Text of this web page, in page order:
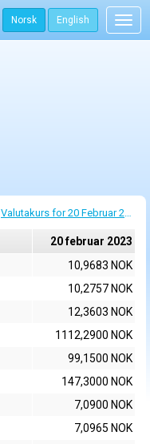
Norsk English
Valutakurs for 20 Februar 2023
20 februar 2023
10,9683 NOK
10,2757 NOK
12,3603 NOK
1112,2900 NOK
99,1500 NOK
147,3000 NOK
7,0900 NOK
7,0965 NOK